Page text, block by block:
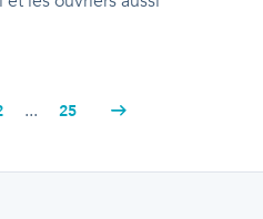
... 25